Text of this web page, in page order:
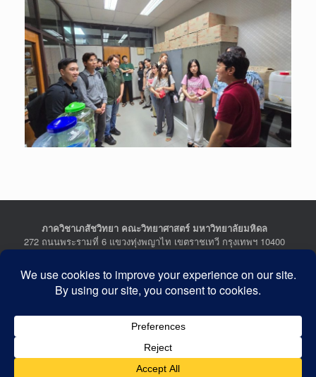
ภาควิชาเภสัชวิทยา คณะวิทยาศาสตร์ มหาวิทยาลัยมหิดล
272 ถนนพระรามที่ 6 แขวงทุ่งพญาไท เขตราชเทวี กรุงเทพฯ 10400
Department of Pharmacology, Faculty of Science, Mahidol
University
272 Rama VI Road, Ratchathewi District, Bangkok 10400
Tel : +662-201-5641-2, Fax : +662-354-7157
Last Updated: July 21, 2026